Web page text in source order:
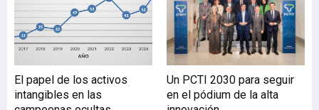
autoajuste en tiempo real.
En este contexto, el
centro tecnológico Gaiker
trabaja en la integración
algoritmos de control
para ajustar parámetros
El papel de los activos
intangibles en las
Un PCTI 2030 para seguir
en el pódium de la alta